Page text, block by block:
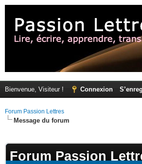
Bienvenue, Visiteur ! Connexion
Forum Passion Lettres
Message du forum
Forum Passion